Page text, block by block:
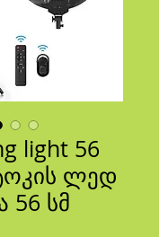
light 56
ლედ
56 სმ